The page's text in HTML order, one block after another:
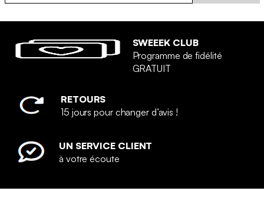
SWEEEK CLUB
Programme de fidélité
GRATUIT
RETOURS
15 jours pour changer d’avis !
UN SERVICE CLIENT
à votre écoute